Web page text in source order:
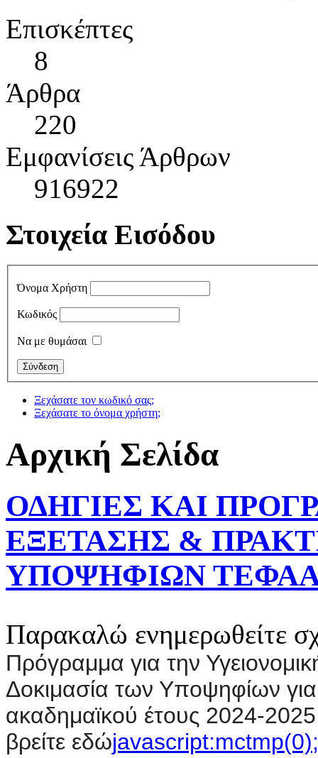
Επισκέπτες
8
Άρθρα
220
Εμφανίσεις Άρθρων
916922
Στοιχεία Εισόδου
Όνομα Χρήστη
Κωδικός
Να με θυμάσαι
Ξεχάσατε τον κωδικό σας;
Ξεχάσατε το όνομα χρήστη;
Αρχική Σελίδα
ΟΔΗΓΙΕΣ ΚΑΙ
ΕΞΕΤΑΣΗΣ &
ΥΠΟΨΗΦΙΩΝ ΤΕΦΑΑ
Παρακαλώ ενημερωθείτε
Πρόγραμμα για την
Δοκιμασία των Υποψηφίων
ακαδημαϊκού έτους 2024-
βρείτε εδώjavascript:mctmp(0);